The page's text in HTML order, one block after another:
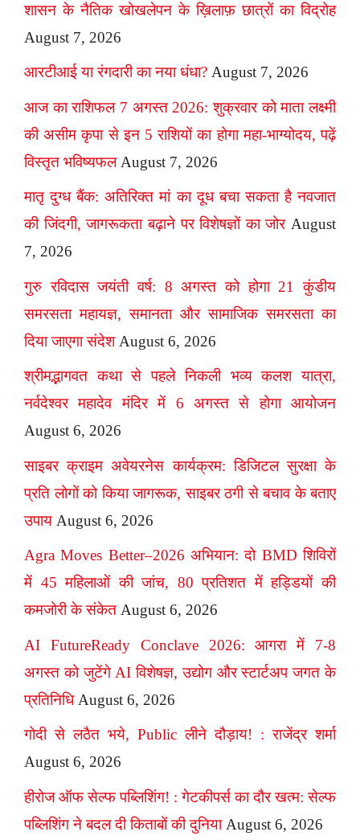
शासन के नैतिक खोखलेपन के ख़िलाफ़ छात्रों का विद्रोह
August 7, 2026
आरटीआई या रंगदारी का नया धंधा? August 7, 2026
आज का राशिफल 7 अगस्त 2026: शुक्रवार को माता लक्ष्मी
की असीम कृपा से इन 5 राशियों का होगा महा-भाग्योदय, पढ़ें
विस्तृत भविष्यफल August 7, 2026
मातृ दुग्ध बैंक: अतिरिक्त मां का दूध बचा सकता है नवजात
की जिंदगी, जागरूकता बढ़ाने पर विशेषज्ञों का जोर August
7, 2026
गुरु रविदास जयंती वर्ष: 8 अगस्त को होगा 21 कुंडीय
समरसता महायज्ञ, समानता और सामाजिक समरसता का
दिया जाएगा संदेश August 6, 2026
श्रीमद्भागवत कथा से पहले निकली भव्य कलश यात्रा,
नर्वदेश्वर महादेव मंदिर में 6 अगस्त से होगा आयोजन
August 6, 2026
साइबर क्राइम अवेयरनेस कार्यक्रम: डिजिटल सुरक्षा के
प्रति लोगों को किया जागरूक, साइबर ठगी से बचाव के बताए
उपाय August 6, 2026
Agra Moves Better–2026 अभियान: दो BMD शिविरों
में 45 महिलाओं की जांच, 80 प्रतिशत में हड्डियों की
कमजोरी के संकेत August 6, 2026
AI FutureReady Conclave 2026: आगरा में 7-8
अगस्त को जुटेंगे AI विशेषज्ञ, उद्योग और स्टार्टअप जगत के
प्रतिनिधि August 6, 2026
गोदी से लठैत भये, Public लीने दौड़ाय! : राजेंद्र शर्मा
August 6, 2026
हीरोज ऑफ सेल्फ पब्लिशिंग! : गेटकीपर्स का दौर खत्म: सेल्फ
पब्लिशिंग ने बदल दी किताबों की दुनिया August 6, 2026